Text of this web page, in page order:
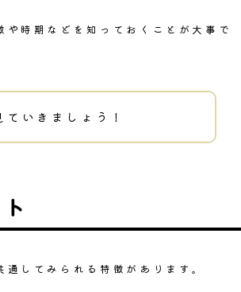
時期などを知っておくことが大事で
いきましょう！
してみられる特徴があります。